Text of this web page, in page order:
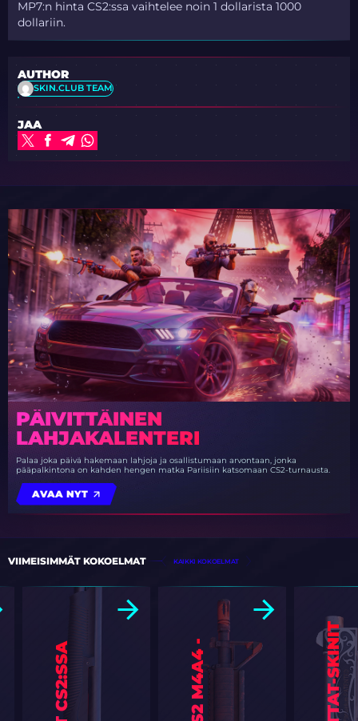
MP7:n hinta CS2:ssa vaihtelee noin 1 dollarista 1000
dollariin.
AUTHOR
SKIN.CLUB TEAM
JAA
PÄIVITTÄINEN
LAHJAKALENTERI
Palaa joka päivä hakemaan lahjoja ja osallistumaan arvontaan, jonka
pääpalkintona on kahden hengen matka Pariisiin katsomaan CS2-turnausta.
AVAA NYT
VIIMEISIMMÄT KOKOELMAT KAIKKI KOKOELMAT